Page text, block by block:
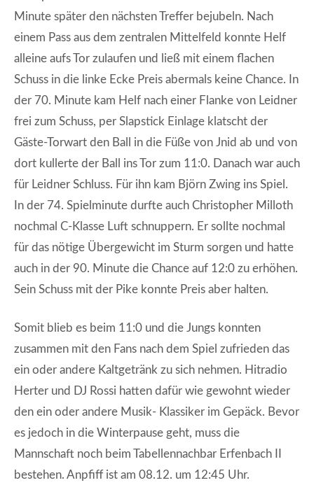
Minute später den nächsten Treffer bejubeln. Nach
einem Pass aus dem zentralen Mittelfeld konnte Helf
alleine aufs Tor zulaufen und ließ mit einem flachen
Schuss in die linke Ecke Preis abermals keine Chance. In
der 70. Minute kam Helf nach einer Flanke von Leidner
frei zum Schuss, per Slapstick Einlage klatscht der
Gäste-Torwart den Ball in die Füße von Jnid ab und von
dort kullerte der Ball ins Tor zum 11:0. Danach war auch
für Leidner Schluss. Für ihn kam Björn Zwing ins Spiel.
In der 74. Spielminute durfte auch Christopher Milloth
nochmal C-Klasse Luft schnuppern. Er sollte nochmal
für das nötige Übergewicht im Sturm sorgen und hatte
auch in der 90. Minute die Chance auf 12:0 zu erhöhen.
Sein Schuss mit der Pike konnte Preis aber halten.
Somit blieb es beim 11:0 und die Jungs konnten
zusammen mit den Fans nach dem Spiel zufrieden das
ein oder andere Kaltgetränk zu sich nehmen. Hitradio
Herter und DJ Rossi hatten dafür wie gewohnt wieder
den ein oder andere Musik- Klassiker im Gepäck. Bevor
es jedoch in die Winterpause geht, muss die
Mannschaft noch beim Tabellennachbar Erfenbach II
bestehen. Anpfiff ist am 08.12. um 12:45 Uhr.